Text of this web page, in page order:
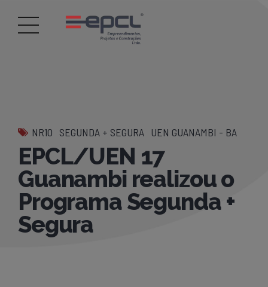
NR10 SEGUNDA + SEGURA UEN GUANAMBI - BA
EPCL/UEN 17
Guanambi realizou o
Programa Segunda +
Segura